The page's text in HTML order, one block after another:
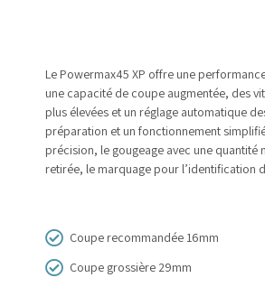
Le Powermax45 XP offre une
une capacité de coupe augmentée, des
plus élevées et un réglage automatique
préparation et un fonctionnement
précision, le gougeage avec une quantité
retirée, le marquage pour l’identification
Coupe recommandée 16mm
Coupe grossière 29mm